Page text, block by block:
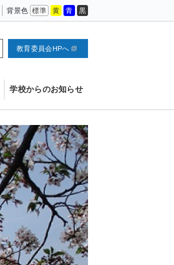
背景色 標準 黄 青 黒
教育委員会HPへ
学校からのお知らせ